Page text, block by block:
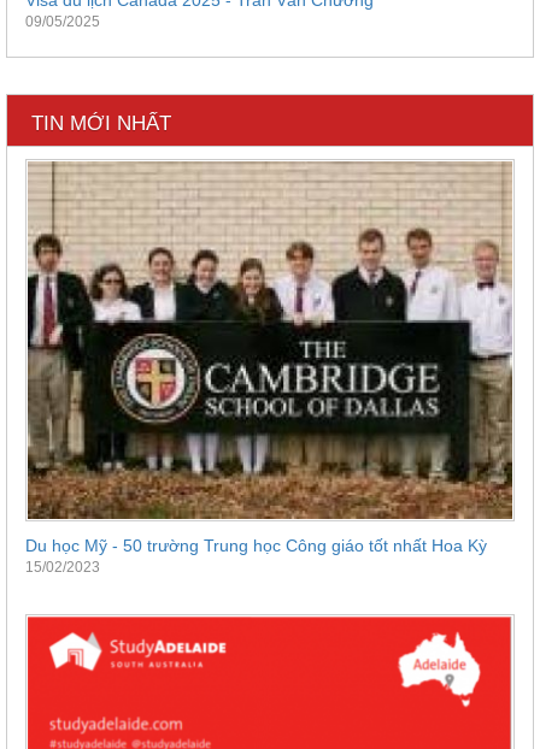
09/05/2025
TIN MỚI NHẤT
Du học Mỹ - 50 trường Trung học Công giáo tốt nhất Hoa Kỳ
15/02/2023